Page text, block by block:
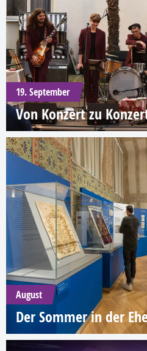
19. September
Von Konzert zu
August
Der Sommer in der